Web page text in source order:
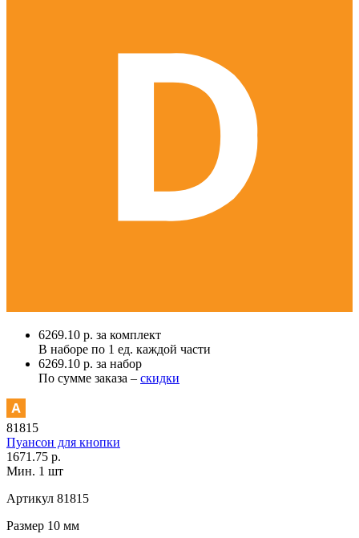
6269.10 р. за комплект
В наборе по 1 ед. каждой части
6269.10 р. за набор
По сумме заказа – скидки
81815
Пуансон для кнопки
1671.75 р.
Мин. 1 шт
Артикул 81815
Размер 10 мм